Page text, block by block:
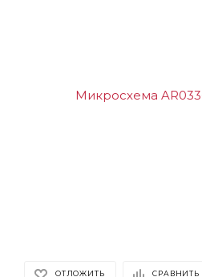
ОТЛОЖИТЬ СРАВНИТЬ